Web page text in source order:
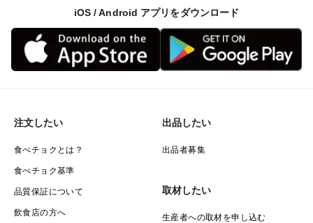
iOS / Android アプリをダウンロード
注文したい
食べチョクとは？
食べチョク基準
品質保証について
飲食店の方へ
出品したい
出品者募集
取材したい
生産者への取材を申し込む